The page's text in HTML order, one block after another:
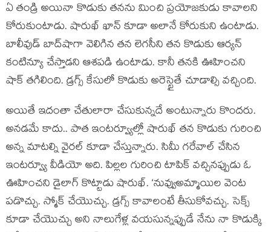
ఏ తండ్రి అయినా కొడుకు తనను మించి ప్రయోజకుడు కావాలని
కోరుకుంటాడు. షారుఖ్ ఖాన్ కూడా అలానే కోరుకుని ఉంటాడు.
బాలీవుడ్‌ బాద్‌షాగా వెలిగిన తన లెగసీని తన కొడుకు ఆర్యన్
కంటిన్యూ చేస్తాడని ఆశపడి ఉంటాడు. కానీ తనకి ఊహించని
షాక్ తగిలింది. డ్రగ్స్ కేసులో కొడుకు అరెస్టైతే చూడాల్సి వచ్చింది.
అయితే ఇదంతా చేతులారా చేసుకున్నదే అంటున్నారు కొందరు.
అనడమే కాదు.. పాత ఇంటర్వ్యూల్లో షారుఖ్ తన కొడుకు గురించి
అన్న మాటల్ని వైరల్ కూడా చేస్తున్నారు. సిమీ గరేవాల్‌ చేసిన
ఇంటర్వ్యూ వీడియో అది. పిల్లల గురించి టాపిక్ వచ్చినప్పుడు ఓ
ఊహించని డైలాగ్ కొట్టాడు షారుఖ్. ‘నువ్వుఅమ్మాయిల వెంట
పడొచ్చు. స్మోక్ చేయొచ్చు. డ్రగ్స్ కావాలంటే తీసుకోవచ్చు. సెక్స్
కూడా చేయొచ్చు అని నాలుగేళ్ల వయసున్నప్పుడే నేను నా కొడుక్కి